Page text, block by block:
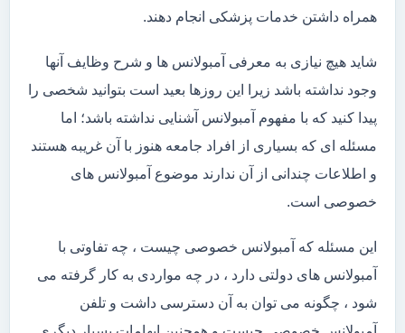
همراه داشتن خدمات پزشکی انجام دهند.
شاید هیچ نیازی به معرفی آمبولانس ها و شرح وظایف آنها
وجود نداشته باشد زیرا این روزها بعید است بتوانید شخصی را
پیدا کنید که با مفهوم آمبولانس آشنایی نداشته باشد؛ اما
مسئله ای که بسیاری از افراد جامعه هنوز با آن غریبه هستند
و اطلاعات چندانی از آن ندارند موضوع آمبولانس های
خصوصی است.
این مسئله که آمبولانس خصوصی چیست ، چه تفاوتی با
آمبولانس های دولتی دارد ، در چه مواردی به کار گرفته می
شود ، چگونه می توان به آن دسترسی داشت و تلفن